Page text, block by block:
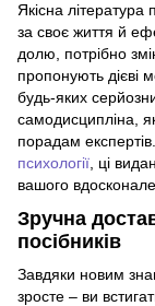
Якісна література
за своє життя й
долю, потрібно
пропонують дієві
будь-яких
самодисципліна,
порадам
психології , ці
вашого
Зручна
посібників
Завдяки новим
зросте – ви